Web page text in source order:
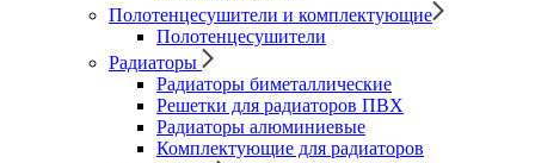
Полотенцесушители и комплектующие
Полотенцесушители
Радиаторы
Радиаторы биметаллические
Решетки для радиаторов ПВХ
Радиаторы алюминиевые
Комплектующие для радиаторов